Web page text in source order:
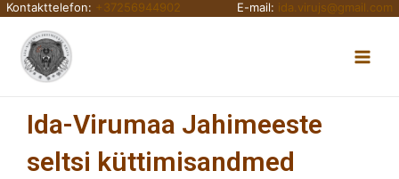
Skip
content
Kontakttelefon: +37256944902 E-mail: ida.virujs@gmail.com
Ida-Virumaa Jahimeeste
seltsi küttimisandmed